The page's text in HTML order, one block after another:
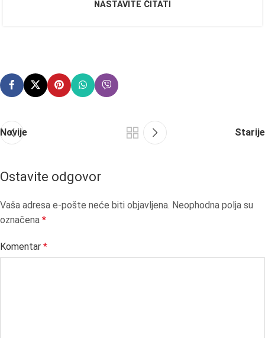
NASTAVITE ČITATI
Novije Starije
Ostavite odgovor
Vaša adresa e-pošte neće biti objavljena. Neophodna polja su
označena *
Komentar *